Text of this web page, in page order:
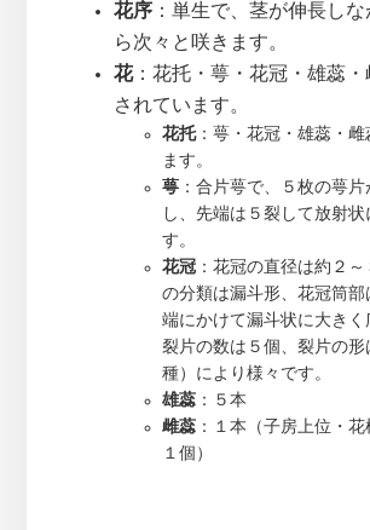
花序：単生で、茎が伸長しな
ら次々と咲きます。
花：花托・萼・花冠・雄蕊・
されています。
花托：萼・花冠・雄蕊・雌
ます。
萼：合片萼で、５枚の萼片
し、先端は５裂して放射状
す。
花冠：花冠の直径は約２～
の分類は漏斗形、花冠筒部
端にかけて漏斗状に大きく
裂片の数は５個、裂片の形
種）により様々です。
雄蕊：５本
雌蕊：１本（子房上位・花
１個）